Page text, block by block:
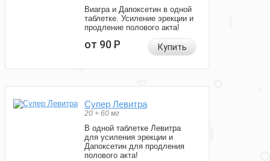
Виагра и Дапоксетин в одной
таблетке. Усиление эрекции и
продление полового акта!
от 90Р Купить
Супер Левитра
20 + 60 мг
В одной таблетке Левитра
для усиления эрекции и
Дапоксетин для продления
полового акта!